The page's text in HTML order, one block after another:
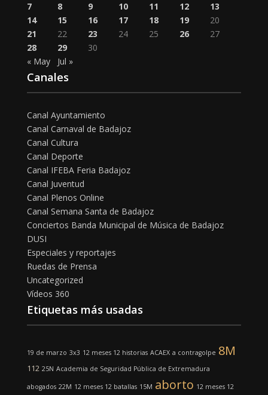
7
8 9 10 11 12
13
14
15 16 17 18 19
20
21
22 23 24 25 26
27
28
29
30
« May
Jul »
Canales
Canal Ayuntamiento
Canal Carnaval de Badajoz
Canal Cultura
Canal Deporte
Canal IFEBA Feria Badajoz
Canal Juventud
Canal Plenos Online
Canal Semana Santa de Badajoz
Conciertos Banda Municipal de Música de Badajoz
DUSI
Especiales y reportajes
Ruedas de Prensa
Uncategorized
Vídeos 360
Etiquetas más usadas
19 de marzo 3x3 12 meses 12 historias ACAEX a contragolpe 8M
112 25N Academia de Seguridad Pública de Extremadura
abogados 22M 12 meses 12 batallas 15M aborto 12 meses 12